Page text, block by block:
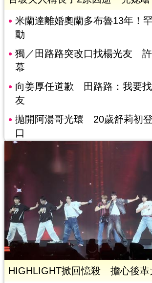
米蘭達離婚奧蘭多布魯13年！
動
獨／田路路突改口找楊光友
幕
向姜厚任道歉 田路路：我要
友
拋開阿湯哥光環 20歲舒莉初
口
HIGHLIGHT掀回憶殺 擔心後輩